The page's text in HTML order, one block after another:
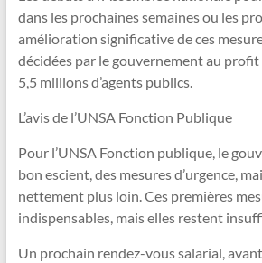
dans les prochaines semaines ou les
amélioration significative de ces
décidées par le gouvernement au
5,5 millions d’agents publics.
L’avis de l’UNSA Fonction Publique
Pour l’UNSA Fonction publique, le
bon escient, des mesures d’urgence,
nettement plus loin. Ces premières
indispensables, mais elles restent
Un prochain rendez-vous salarial, avant